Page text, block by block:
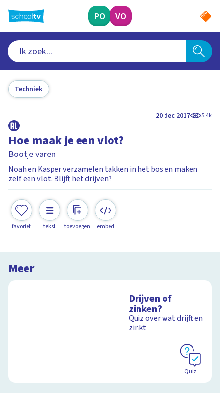
naar
hoofdinhoud
PO VO
Techniek
20 dec 2017 5.4k
Hoe maak je een vlot?
Bootje varen
Noah en Kasper verzamelen takken in het bos en maken
zelf een vlot. Blijft het drijven?
favoriet tekst toevoegen embed
Meer
Drijven of
zinken?
Quiz over wat drijft en
zinkt
Quiz